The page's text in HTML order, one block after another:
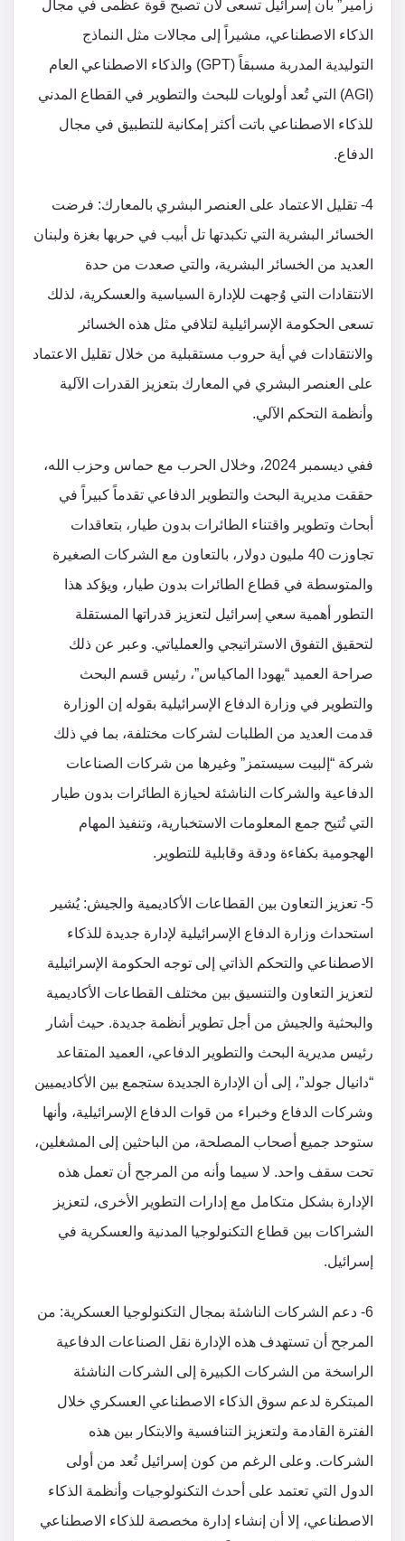
زامير” بأن إسرائيل تسعى لأن تصبح قوة عظمى في مجال
الذكاء الاصطناعي، مشيراً إلى مجالات مثل النماذج
التوليدية المدربة مسبقاً (GPT) والذكاء الاصطناعي العام
(AGI) التي تُعد أولويات للبحث والتطوير في القطاع المدني
للذكاء الاصطناعي باتت أكثر إمكانية للتطبيق في مجال
الدفاع.
4- تقليل الاعتماد على العنصر البشري بالمعارك: فرضت
الخسائر البشرية التي تكبدتها تل أبيب في حربها بغزة ولبنان
العديد من الخسائر البشرية، والتي صعدت من حدة
الانتقادات التي وُجهت للإدارة السياسية والعسكرية، لذلك
تسعى الحكومة الإسرائيلية لتلافي مثل هذه الخسائر
والانتقادات في أية حروب مستقبلية من خلال تقليل الاعتماد
على العنصر البشري في المعارك بتعزيز القدرات الآلية
وأنظمة التحكم الآلي.
ففي ديسمبر 2024، وخلال الحرب مع حماس وحزب الله،
حققت مديرية البحث والتطوير الدفاعي تقدماً كبيراً في
أبحاث وتطوير واقتناء الطائرات بدون طيار، بتعاقدات
تجاوزت 40 مليون دولار، بالتعاون مع الشركات الصغيرة
والمتوسطة في قطاع الطائرات بدون طيار، ويؤكد هذا
التطور أهمية سعي إسرائيل لتعزيز قدراتها المستقلة
لتحقيق التفوق الاستراتيجي والعملياتي. وعبر عن ذلك
صراحة العميد “يهودا الماكياس”، رئيس قسم البحث
والتطوير في وزارة الدفاع الإسرائيلية بقوله إن الوزارة
قدمت العديد من الطلبات لشركات مختلفة، بما في ذلك
شركة “إلبيت سيستمز” وغيرها من شركات الصناعات
الدفاعية والشركات الناشئة لحيازة الطائرات بدون طيار
التي تُتيح جمع المعلومات الاستخبارية، وتنفيذ المهام
الهجومية بكفاءة ودقة وقابلية للتطوير.
5- تعزيز التعاون بين القطاعات الأكاديمية والجيش: يُشير
استحداث وزارة الدفاع الإسرائيلية لإدارة جديدة للذكاء
الاصطناعي والتحكم الذاتي إلى توجه الحكومة الإسرائيلية
لتعزيز التعاون والتنسيق بين مختلف القطاعات الأكاديمية
والبحثية والجيش من أجل تطوير أنظمة جديدة. حيث أشار
رئيس مديرية البحث والتطوير الدفاعي، العميد المتقاعد
“دانيال جولد”، إلى أن الإدارة الجديدة ستجمع بين الأكاديميين
وشركات الدفاع وخبراء من قوات الدفاع الإسرائيلية، وأنها
ستوحد جميع أصحاب المصلحة، من الباحثين إلى المشغلين،
تحت سقف واحد. لا سيما وأنه من المرجح أن تعمل هذه
الإدارة بشكل متكامل مع إدارات التطوير الأخرى، لتعزيز
الشراكات بين قطاع التكنولوجيا المدنية والعسكرية في
إسرائيل.
6- دعم الشركات الناشئة بمجال التكنولوجيا العسكرية: من
المرجح أن تستهدف هذه الإدارة نقل الصناعات الدفاعية
الراسخة من الشركات الكبيرة إلى الشركات الناشئة
المبتكرة لدعم سوق الذكاء الاصطناعي العسكري خلال
الفترة القادمة ولتعزيز التنافسية والابتكار بين هذه
الشركات. وعلى الرغم من كون إسرائيل تُعد من أولى
الدول التي تعتمد على أحدث التكنولوجيات وأنظمة الذكاء
الاصطناعي، إلا أن إنشاء إدارة مخصصة للذكاء الاصطناعي